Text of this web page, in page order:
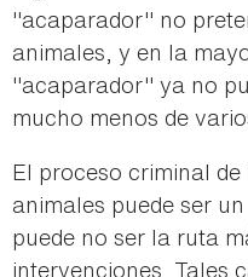
"acaparador" no
animales, y en la
"acaparador" ya no
mucho menos de
El proceso criminal
animales puede ser
puede no ser la ruta
intervenciones. Tales